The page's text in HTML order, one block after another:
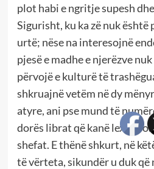
plot habi e ngritje supesh
Sigurisht, ku ka zë nuk është
urtë; nëse na interesojnë
pjesë e madhe e njerëzve
përvojë e kulturë të
shkruajnë vetëm në dy
atyre, ani pse mund të
dorës librat që kanë lexuar
shefat. E thënë shkurt, në
të vërteta, sikundër u duk që